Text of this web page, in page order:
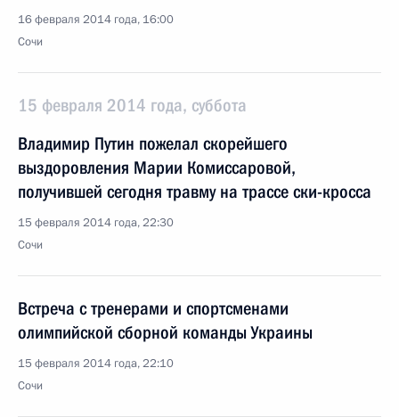
16 февраля 2014 года, 16:00
Сочи
15 февраля 2014 года, суббота
Владимир Путин пожелал скорейшего
выздоровления Марии Комиссаровой,
получившей сегодня травму на трассе ски-кросса
15 февраля 2014 года, 22:30
Сочи
Встреча с тренерами и спортсменами
олимпийской сборной команды Украины
15 февраля 2014 года, 22:10
Сочи